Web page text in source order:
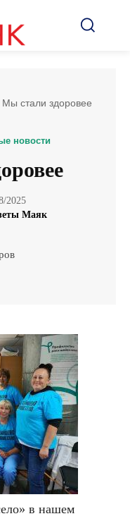
Мы стали здоровее
новости
2025
Маяк
в нашем